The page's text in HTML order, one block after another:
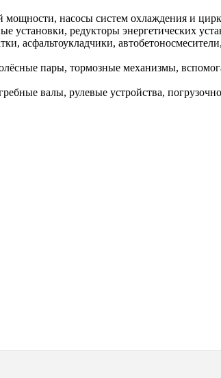
насосы систем охлаждения и
установки, редукторы энергетических
асфальтоукладчики,
пары, тормозные механизмы,
валы, рулевые устройства,